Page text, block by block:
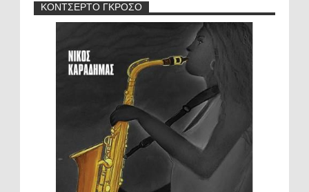
ΚΟΝΤΣΕΡΤΟ ΓΚΡΟΣΟ